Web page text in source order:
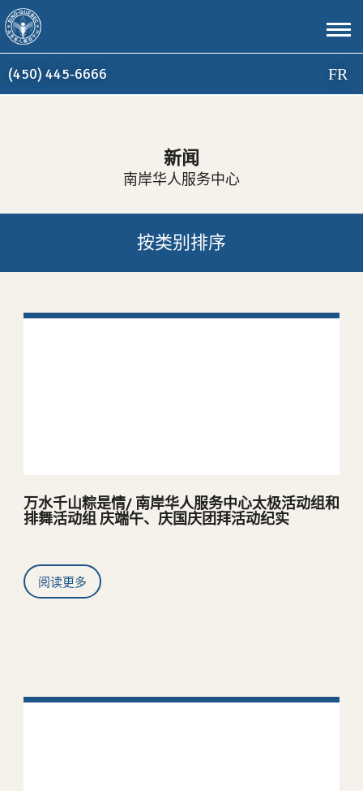
Skip to Main Content
(450) 445-6666 FR
新闻
南岸华人服务中心
按类别排序
万水千山粽是情/ 南岸华人服务中心太极活动组和
排舞活动组 庆端午、庆国庆团拜活动纪实
阅读更多